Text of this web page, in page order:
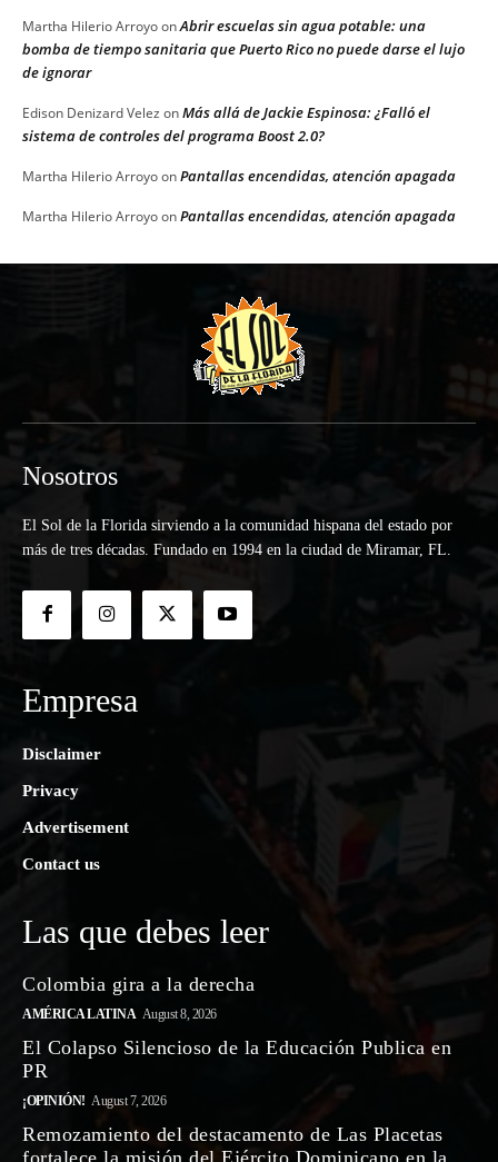
Martha Hilerio ArroyoonAbrir escuelas sin agua potable: una
bomba de tiempo sanitaria que Puerto Rico no puede darse el lujo
de ignorar
Edison Denizard Velez onMás allá de Jackie Espinosa: ¿Falló el
sistema de controles del programa Boost 2.0?
Martha Hilerio ArroyoonPantallas encendidas, atención apagada
Martha Hilerio ArroyoonPantallas encendidas, atención apagada
Nosotros
El Sol de la Florida sirviendo a la comunidad hispana del estado por
más de tres décadas. Fundado en 1994 en la ciudad de Miramar, FL.
Empresa
Disclaimer
Privacy
Advertisement
Contact us
Las que debes leer
Colombia gira a la derecha
AMÉRICA LATINA August 8, 2026
El Colapso Silencioso de la Educación Publica en
PR
¡OPINIÓN! August 7, 2026
Remozamiento del destacamento de Las Placetas
fortalece la misión del Ejército Dominicano en la